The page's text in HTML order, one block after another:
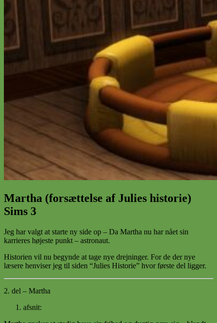
Martha (forsættelse af Julies historie)
Sims 3
Jeg har valgt at starte ny side op – Da Martha nu har nået sin
karrieres højeste punkt – astronaut.
Historien vil nu begynde at tage nye drejninger. For de der nye
læsere henviser jeg til siden “Julies Historie” hvor første del ligger.
2. del – Martha
afsnit: